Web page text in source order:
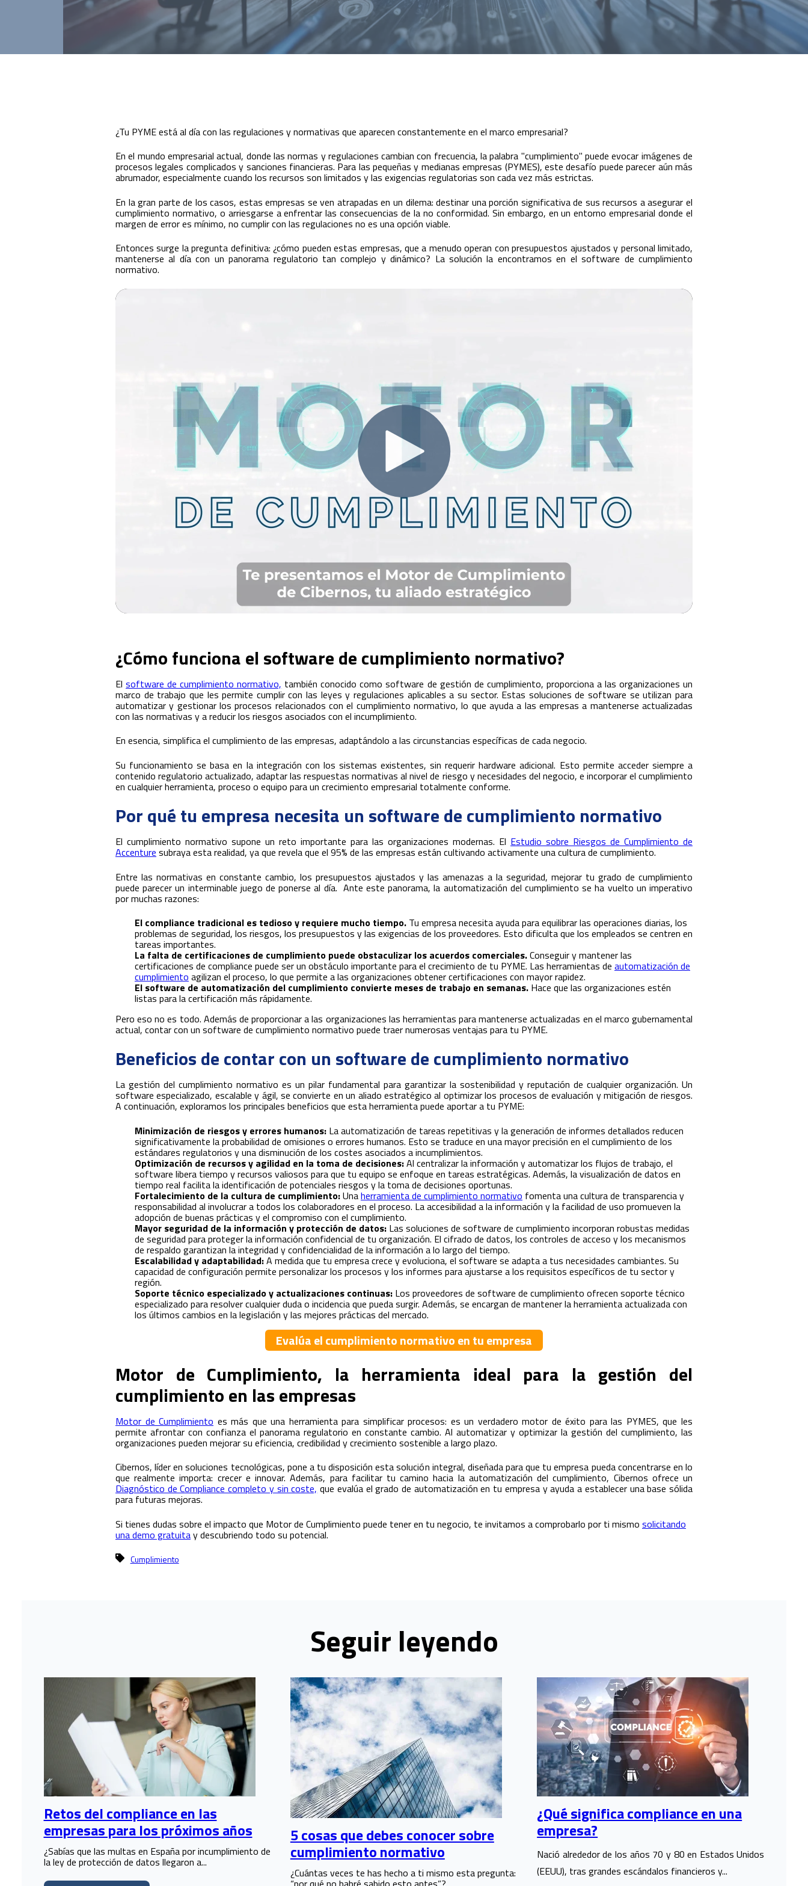
Innovación para optimizar la gestión
académica y administrativa.
¿Tu PYME está al día con las regulaciones y normativas que aparecen constantemente en el marco empresarial?
En el mundo empresarial actual, donde las normas y regulaciones cambian con frecuencia, la palabra "cumplimiento" puede evocar imágenes de
procesos legales complicados y sanciones financieras. Para las pequeñas y medianas empresas (PYMES), este desafío puede parecer aún más
abrumador, especialmente cuando los recursos son limitados y las exigencias regulatorias son cada vez más estrictas.
En la gran parte de los casos, estas empresas se ven atrapadas en un dilema: destinar una porción significativa de sus recursos a asegurar el
cumplimiento normativo, o arriesgarse a enfrentar las consecuencias de la no conformidad. Sin embargo, en un entorno empresarial donde el
margen de error es mínimo, no cumplir con las regulaciones no es una opción viable.
Entonces surge la pregunta definitiva: ¿cómo pueden estas empresas, que a menudo operan con presupuestos ajustados y personal limitado,
mantenerse al día con un panorama regulatorio tan complejo y dinámico? La solución la encontramos en el software de cumplimiento
normativo.
¿Cómo funciona el software de cumplimiento normativo?
Elsoftware de cumplimiento normativo, también conocido como software de gestión de cumplimiento, proporciona a las organizaciones un
marco de trabajo que les permite cumplir con las leyes y regulaciones aplicables a su sector. Estas soluciones de software se utilizan para
automatizar y gestionar los procesos relacionados con el cumplimiento normativo, lo que ayuda a las empresas a mantenerse actualizadas
con las normativas y a reducir los riesgos asociados con el incumplimiento.
En esencia, simplifica el cumplimiento de las empresas, adaptándolo a las circunstancias específicas de cada negocio.
Su funcionamiento se basa en la integración con los sistemas existentes, sin requerir hardware adicional. Esto permite acceder siempre a
contenido regulatorio actualizado, adaptar las respuestas normativas al nivel de riesgo y necesidades del negocio, e incorporar el cumplimiento
en cualquier herramienta, proceso o equipo para un crecimiento empresarial totalmente conforme.
Por qué tu empresa necesita un software de cumplimiento normativo
El cumplimiento normativo supone un reto importante para las organizaciones modernas. El Estudio sobre Riesgos de Cumplimiento de
Accenture subraya esta realidad, ya que revela que el 95% de las empresas están cultivando activamente una cultura de cumplimiento.
Entre las normativas en constante cambio, los presupuestos ajustados y las amenazas a la seguridad, mejorar tu grado de cumplimiento
puede parecer un interminable juego de ponerse al día. Ante este panorama, la automatización del cumplimiento se ha vuelto un imperativo
por muchas razones:
El compliance tradicional es tedioso y requiere mucho tiempo. Tu empresa necesita ayuda para equilibrar las operaciones diarias, los
problemas de seguridad, los riesgos, los presupuestos y las exigencias de los proveedores. Esto dificulta que los empleados se centren en
tareas importantes.
La falta de certificaciones de cumplimiento puede obstaculizar los acuerdos comerciales.Conseguir y mantener las
certificaciones de compliance puede ser un obstáculo importante para el crecimiento de tu PYME. Las herramientas de automatización de
cumplimiento agilizan el proceso, lo que permite a las organizaciones obtener certificaciones con mayor rapidez.
El software de automatización del cumplimiento convierte meses de trabajo en semanas. Hace que las organizaciones estén
listas para la certificación más rápidamente.
Pero eso no es todo. Además de proporcionar a las organizaciones las herramientas para mantenerse actualizadas en el marco gubernamental
actual, contar con un software de cumplimiento normativo puede traer numerosas ventajas para tu PYME.
Beneficios de contar con un software de cumplimiento normativo
La gestión del cumplimiento normativo es un pilar fundamental para garantizar la sostenibilidad y reputación de cualquier organización. Un
software especializado, escalable y ágil, se convierte en un aliado estratégico al optimizar los procesos de evaluación y mitigación de riesgos.
A continuación, exploramos los principales beneficios que esta herramienta puede aportar a tu PYME:
Minimización de riesgos y errores humanos: La automatización de tareas repetitivas y la generación de informes detallados reducen
significativamente la probabilidad de omisiones o errores humanos. Esto se traduce en una mayor precisión en el cumplimiento de los
estándares regulatorios y una disminución de los costes asociados a incumplimientos.
Optimización de recursos y agilidad en la toma de decisiones:Al centralizar la información y automatizar los flujos de trabajo, el
software libera tiempo y recursos valiosos para que tu equipo se enfoque en tareas estratégicas. Además, la visualización de datos en
tiempo real facilita la identificación de potenciales riesgos y la toma de decisiones oportunas.
Fortalecimiento de la cultura de cumplimiento:Unaherramienta de cumplimiento normativo fomenta una cultura de transparencia y
responsabilidad al involucrar a todos los colaboradores en el proceso. La accesibilidad a la información y la facilidad de uso promueven la
adopción de buenas prácticas y el compromiso con el cumplimiento.
Mayor seguridad de la información y protección de datos: Las soluciones de software de cumplimiento incorporan robustas medidas
de seguridad para proteger la información confidencial de tu organización. El cifrado de datos, los controles de acceso y los mecanismos
de respaldo garantizan la integridad y confidencialidad de la información a lo largo del tiempo.
Escalabilidad y adaptabilidad:A medida que tu empresa crece y evoluciona, el software se adapta a tus necesidades cambiantes. Su
capacidad de configuración permite personalizar los procesos y los informes para ajustarse a los requisitos específicos de tu sector y
región.
Soporte técnico especializado y actualizaciones continuas: Los proveedores de software de cumplimiento ofrecen soporte técnico
especializado para resolver cualquier duda o incidencia que pueda surgir. Además, se encargan de mantener la herramienta actualizada con
los últimos cambios en la legislación y las mejores prácticas del mercado.
Evalúael cumplimiento normativo en tu empresa
Motor de Cumplimiento, la herramienta ideal para la gestión del
cumplimiento en las empresas
Motor de Cumplimiento es más que una herramienta para simplificar procesos: es un verdadero motor de éxito para las PYMES, que les
permite afrontar con confianza el panorama regulatorio en constante cambio. Al automatizar y optimizar la gestión del cumplimiento, las
organizaciones pueden mejorar su eficiencia, credibilidad y crecimiento sostenible a largo plazo.
Cibernos, líder en soluciones tecnológicas, pone a tu disposición esta solución integral, diseñada para que tu empresa pueda concentrarse en lo
que realmente importa: crecer e innovar. Además, para facilitar tu camino hacia la automatización del cumplimiento, Cibernos ofrece un
Diagnóstico de Compliance completo y sin coste, que evalúa el grado de automatización en tu empresa y ayuda a establecer una base sólida
para futuras mejoras.
Si tienes dudas sobre el impacto que Motor de Cumplimiento puede tener en tu negocio, te invitamos a comprobarlo por ti mismo solicitando
una demo gratuitay descubriendo todo su potencial.
Cumplimiento
Seguir leyendo
Retos del compliance en las
empresas para los próximos años
¿Sabías que las multas en España por incumplimiento de
la ley de protección de datos llegaron a...
5 cosas que debes conocer sobre
cumplimiento normativo
¿Cuántas veces te has hecho a ti mismo esta pregunta:
¿Qué significa compliance en una
empresa?
Nació alrededor de los años 70 y 80 en Estados Unidos
(EEUU), tras grandes escándalos financieros y...